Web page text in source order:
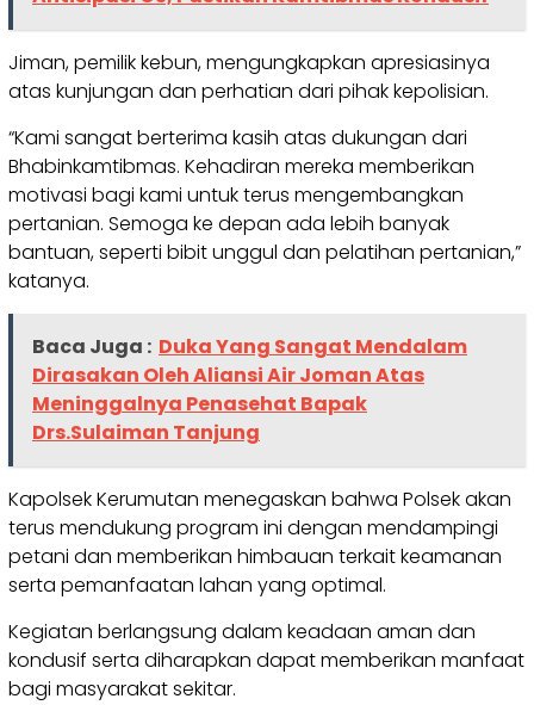
Jiman, pemilik kebun, mengungkapkan apresiasinya
atas kunjungan dan perhatian dari pihak kepolisian.
“Kami sangat berterima kasih atas dukungan dari
Bhabinkamtibmas. Kehadiran mereka memberikan
motivasi bagi kami untuk terus mengembangkan
pertanian. Semoga ke depan ada lebih banyak
bantuan, seperti bibit unggul dan pelatihan pertanian,”
katanya.
Baca Juga : Duka Yang Sangat Mendalam
Dirasakan Oleh Aliansi Air Joman Atas
Meninggalnya Penasehat Bapak
Drs.Sulaiman Tanjung
Kapolsek Kerumutan menegaskan bahwa Polsek akan
terus mendukung program ini dengan mendampingi
petani dan memberikan himbauan terkait keamanan
serta pemanfaatan lahan yang optimal.
Kegiatan berlangsung dalam keadaan aman dan
kondusif serta diharapkan dapat memberikan manfaat
bagi masyarakat sekitar.